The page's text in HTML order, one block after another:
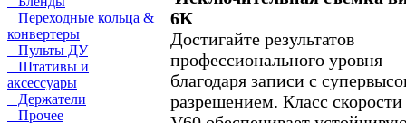
Переходные кольца &
конвертеры
Пульты ДУ
Штативы и
аксессуары
Держатели
Прочее
6K
Достигайте результатов
профессионального уровня
благодаря записи с
разрешением. Класс скорости